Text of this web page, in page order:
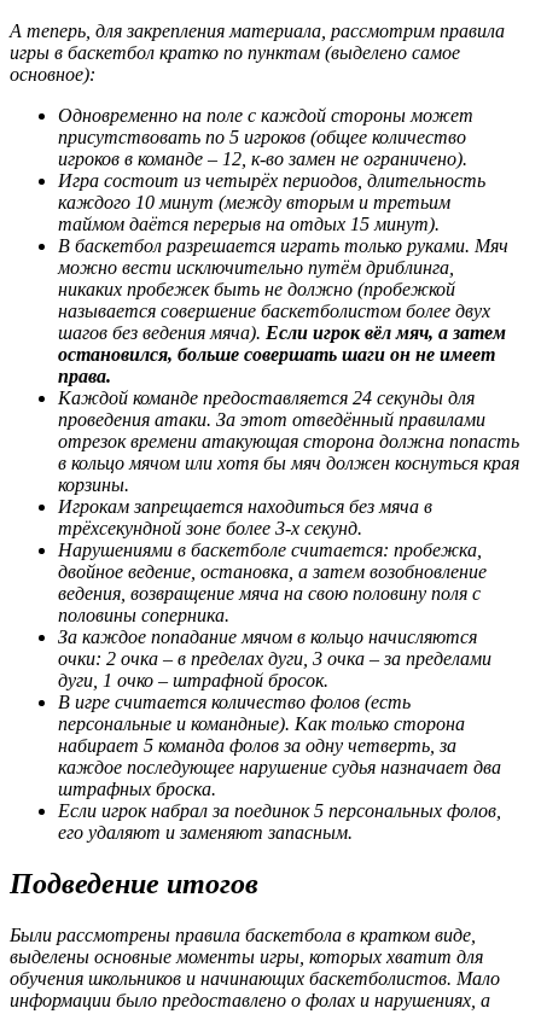
А теперь, для закрепления материала, рассмотрим правила
игры в баскетбол кратко по пунктам (выделено самое
основное):
Одновременно на поле с каждой стороны может
присутствовать по 5 игроков (общее количество
игроков в команде – 12, к-во замен не ограничено).
Игра состоит из четырёх периодов, длительность
каждого 10 минут (между вторым и третьим
таймом даётся перерыв на отдых 15 минут).
В баскетбол разрешается играть только руками. Мяч
можно вести исключительно путём дриблинга,
никаких пробежек быть не должно (пробежкой
называется совершение баскетболистом более двух
шагов без ведения мяча). Если игрок вёл мяч, а затем
остановился, больше совершать шаги он не имеет
права.
Каждой команде предоставляется 24 секунды для
проведения атаки. За этот отведённый правилами
отрезок времени атакующая сторона должна попасть
в кольцо мячом или хотя бы мяч должен коснуться края
корзины.
Игрокам запрещается находиться без мяча в
трёхсекундной зоне более 3-х секунд.
Нарушениями в баскетболе считается: пробежка,
двойное ведение, остановка, а затем возобновление
ведения, возвращение мяча на свою половину поля с
половины соперника.
За каждое попадание мячом в кольцо начисляются
очки: 2 очка – в пределах дуги, 3 очка – за пределами
дуги, 1 очко – штрафной бросок.
В игре считается количество фолов (есть
персональные и командные). Как только сторона
набирает 5 команда фолов за одну четверть, за
каждое последующее нарушение судья назначает два
штрафных броска.
Если игрок набрал за поединок 5 персональных фолов,
его удаляют и заменяют запасным.
Подведение итогов
Были рассмотрены правила баскетбола в кратком виде,
выделены основные моменты игры, которых хватит для
обучения школьников и начинающих баскетболистов. Мало
информации было предоставлено о фолах и нарушениях, а